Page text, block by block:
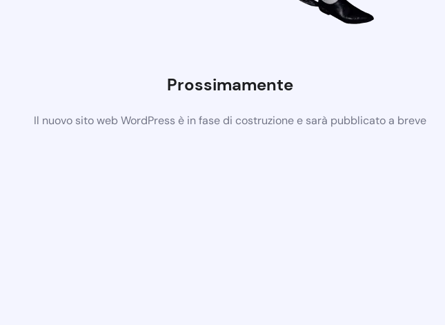
Prossimamente
Il nuovo sito web WordPress è in fase di costruzione e sarà pubblicato a breve